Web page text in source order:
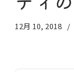
12月 10, 2018